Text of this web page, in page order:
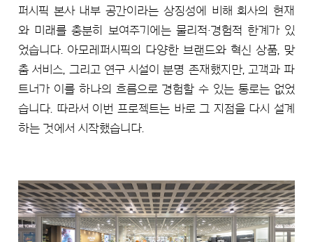
퍼시픽 본사 내부 공간이라는 상징성에 비해 회사의 현재
와 미래를 충분히 보여주기에는 물리적·경험적 한계가 있
었습니다. 아모레퍼시픽의 다양한 브랜드와 혁신 상품, 맞
춤 서비스, 그리고 연구 시설이 분명 존재했지만, 고객과 파
트너가 이를 하나의 흐름으로 경험할 수 있는 통로는 없었
습니다. 따라서 이번 프로젝트는 바로 그 지점을 다시 설계
하는 것에서 시작했습니다.